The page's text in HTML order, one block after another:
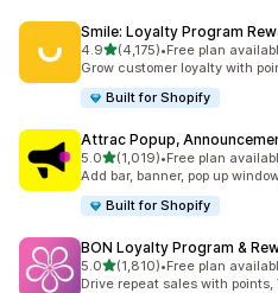
Smile: Loyalty Program
4.9เต็ม 5 ดาว
(4,175)
ทั้งหมด 4175 รีวิว
•Free plan
Grow customer loyalty with
Built for Shopify
Attrac Popup,
5.0เต็ม 5 ดาว
(1,019)
ทั้งหมด 1019 รีวิว
•Free plan
Add bar, banner, pop up
Built for Shopify
BON Loyalty Program &
5.0เต็ม 5 ดาว
(1,810)
ทั้งหมด 1810 รีวิว
•Free plan
Drive repeat sales with points,